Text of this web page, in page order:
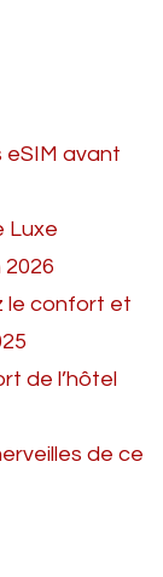
eSIM avant
Luxe
le confort et
de l’hôtel
de ce